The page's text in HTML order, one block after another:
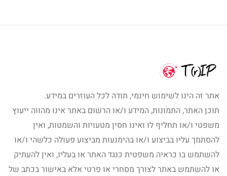
אתר זה הינו לשימוש חינמי, תודה לכל העוזרים במידע.
תוכן האתר, התמונות, המידע ו/או הרשום באתר אינו מהווה ייעוץ
משפטי ו/או תחליף לו ואינו חסין מטעויות והשמטות, ואין
להסתמך עליו בביצוע ו/או בהימנעות מביצוע פעולה כלשהי ו/או
להשתמש בו כראיה משפטית כנגד האתר או בעליו, ואין להעתיק
או להשתמש באתר לצורך מסחרי או פרטי אלא באישור בכתב של